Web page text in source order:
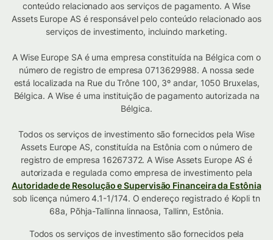
conteúdo relacionado aos serviços de pagamento. A Wise
Assets Europe AS é responsável pelo conteúdo relacionado aos
serviços de investimento, incluindo marketing.
A Wise Europe SA é uma empresa constituída na Bélgica com o
número de registro de empresa 0713629988. A nossa sede
está localizada na Rue du Trône 100, 3º andar, 1050 Bruxelas,
Bélgica. A Wise é uma instituição de pagamento autorizada na
Bélgica.
Todos os serviços de investimento são fornecidos pela Wise
Assets Europe AS, constituída na Estônia com o número de
registro de empresa 16267372. A Wise Assets Europe AS é
autorizada e regulada como empresa de investimento pela
Autoridade de Resolução e Supervisão Financeira da Estônia
sob licença número 4.1-1/174. O endereço registrado é Kopli tn
68a, Põhja-Tallinna linnaosa, Tallinn, Estônia.
Todos os serviços de investimento são fornecidos pela